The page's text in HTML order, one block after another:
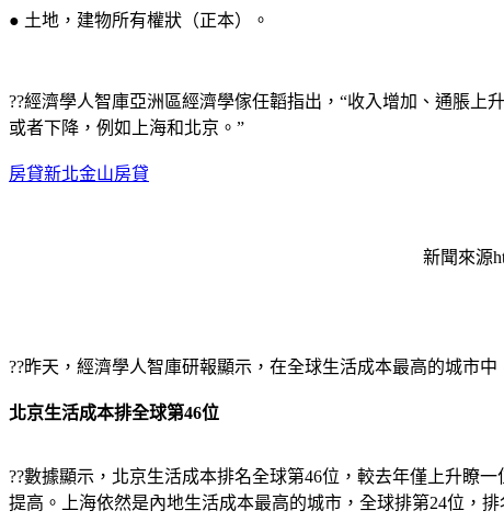
● 土地，建物所有權狀（正本）。
??經濟學人智庫亞洲區經濟學傢任韜指出，“收入增加、通脹
或者下降，例如上海和北京。”
房貸新北金山房貸
新聞來源
??昨天，經濟學人智庫研報顯示，在全球生活成本最高的城市
北京生活成本排全球第46位
??數據顯示，北京生活成本排名全球第46位，較去年僅上升瞭
提高。上海依然是內地生活成本最高的城市，全球排第24位，排